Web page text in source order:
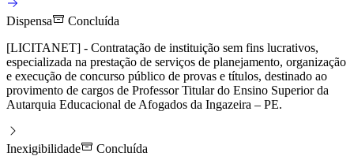
Dispensa
Concluída
[LICITANET] - Contratação de instituição sem fins lucrativos,
especializada na prestação de serviços de planejamento, organização
e execução de concurso público de provas e títulos, destinado ao
provimento de cargos de Professor Titular do Ensino Superior da
Autarquia Educacional de Afogados da Ingazeira – PE.
Inexigibilidade
Concluída